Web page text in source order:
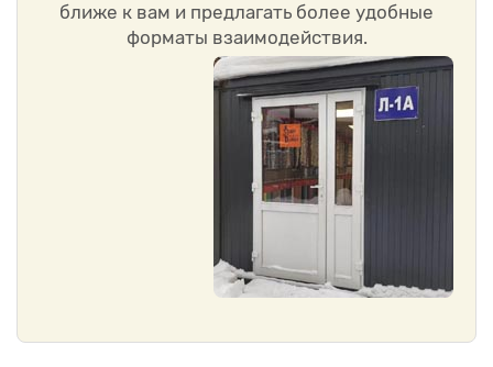
ближе к вам и предлагать более удобные
форматы взаимодействия.